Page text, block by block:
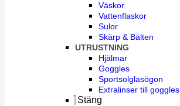
Väskor
Vattenflaskor
Sulor
Skärp & Bälten
UTRUSTNING
Hjälmar
Goggles
Sportsolglasögon
Extralinser till goggles
Stäng